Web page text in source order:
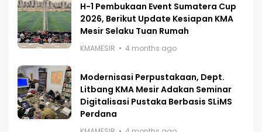
H-1 Pembukaan Event Sumatera Cup
2026, Berikut Update Kesiapan KMA
Mesir Selaku Tuan Rumah
KMAMESIR 4 months ago
Modernisasi Perpustakaan, Dept.
Litbang KMA Mesir Adakan Seminar
Digitalisasi Pustaka Berbasis SLiMS
Perdana